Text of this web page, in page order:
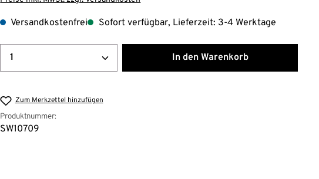
Versandkostenfrei Sofort verfügbar, Lieferzeit: 3-4 Werktage
Produkt Anzahl: Gib den gewünschten Wert ein
In den Warenkorb
Zum Merkzettel hinzufügen
Produktnummer:
SW10709